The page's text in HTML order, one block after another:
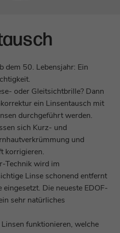
dem 50. Lebensjahr: Ein
oder Gleitsichtbrille? Dann
ein Linsentausch mit
durchgeführt werden.
sich Kurz- und
und
korrigieren.
Technik wird im
Linse schonend entfernt
Die neueste EDOF-
sehr natürliches
funktionieren, welche